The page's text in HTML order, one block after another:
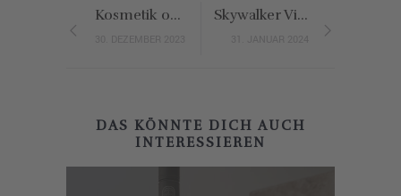
Kosmetik ohne Tierversuche Skywalker Vineyards: Filmreife Bio-Weine von George Lucas
DAS KÖNNTE DICH AUCH
INTERESSIEREN